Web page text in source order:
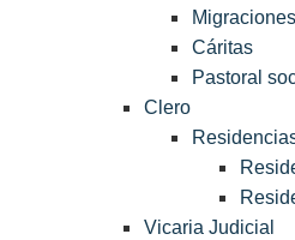
Migraciones
Cáritas
Pastoral
Clero
Vicaria Judicial